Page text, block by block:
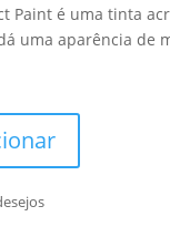
Paint é uma tinta
uma aparência de